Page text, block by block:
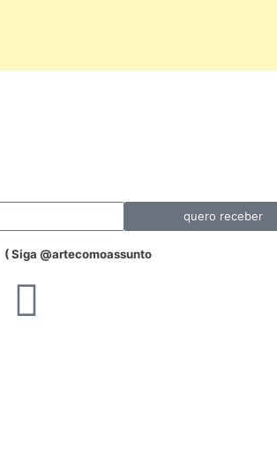
quero receber
( Siga @artecomoassunto